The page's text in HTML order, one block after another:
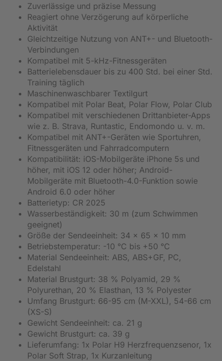
Zuverlässige und präzise Messung
Reagiert ohne Verzögerung auf körperliche
Aktivität
Gleichtzeitige Nutzung von ANT+- und Bluetooth-
Verbindungen
Kompatibel mit 5-kHz-Fitnessgeräten
Batterielebensdauer bis zu 400 Std. bei einer Std.
Training täglich
Maschinenwaschbarer Textilgurt
Kompatibel mit Polar Beat, Polar Flow, Polar Club
Kompatibel mit verschiedenen Drittanbieter-Apps
wie z. B. Strava, Runtastic, Endomondo u. v. m.
Kompatibel mit ANT+-Geräten wie Sportuhren,
Fitnessgeräten und Fahrradcomputern
Kompatibilität: iOS-Mobilgeräte iPhone 5s und
höher, mit iOS 12 oder höher; Android-
Mobilgeräte mit Bluetooth-4.0-Funktion sowie
Android 6.0 oder höher
Batterietyp: CR 2025
Wasserbeständigkeit: ‎30 m (zum Schwimmen
geeignet)
Größe der Sendeeinheit: 34 x 65 x 10 mm
Betriebstemperatur: -10 °C bis +50 °C
Material Sendeeinheit: ABS, ABS+GF, PC,
Edelstahl
Material Brustgurt: 38 % Polyamid, 29 %
Polyurethan, 20 % Elasthan, 13 % Polyester
Umfang Brustgurt: 66-95 cm (M-XXL), 54-66 cm
(XS-S)
Gewicht Sendeeinheit: ca. 21 g
Gewicht Brustgurt: ca. 39 g
Lieferumfang: 1x Polar H9 Herzfrequenzsenor, 1x
Polar Soft Strap, 1x Kurzanleitung